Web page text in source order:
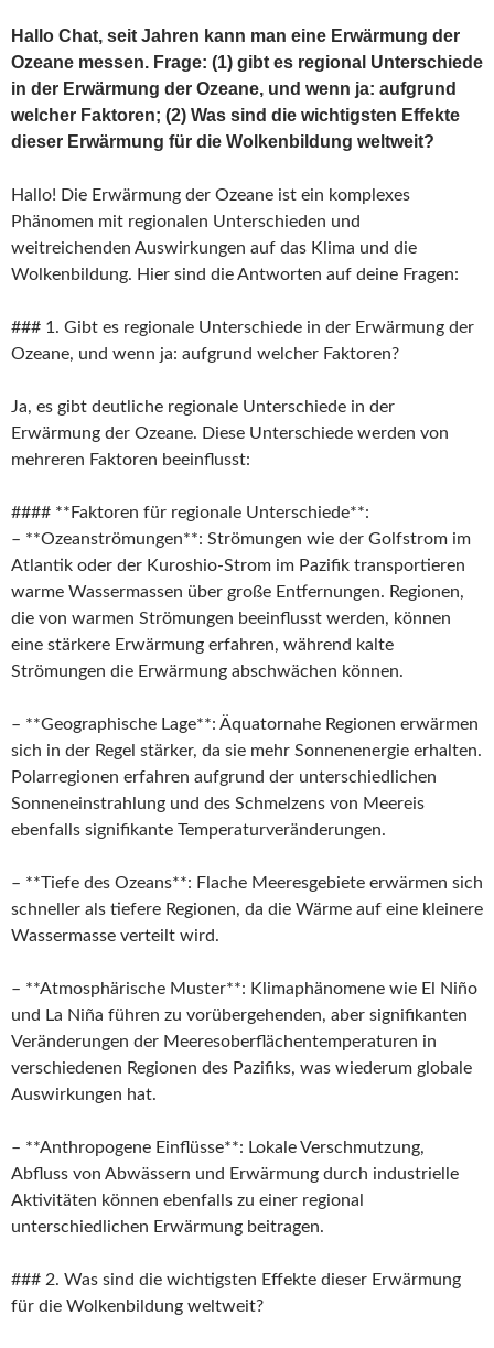
Hallo Chat, seit Jahren kann man eine Erwärmung der
Ozeane messen. Frage: (1) gibt es regional Unterschiede
in der Erwärmung der Ozeane, und wenn ja: aufgrund
welcher Faktoren; (2) Was sind die wichtigsten Effekte
dieser Erwärmung für die Wolkenbildung weltweit?
Hallo! Die Erwärmung der Ozeane ist ein komplexes
Phänomen mit regionalen Unterschieden und
weitreichenden Auswirkungen auf das Klima und die
Wolkenbildung. Hier sind die Antworten auf deine Fragen:
### 1. Gibt es regionale Unterschiede in der Erwärmung der
Ozeane, und wenn ja: aufgrund welcher Faktoren?
Ja, es gibt deutliche regionale Unterschiede in der
Erwärmung der Ozeane. Diese Unterschiede werden von
mehreren Faktoren beeinflusst:
#### **Faktoren für regionale Unterschiede**:
– **Ozeanströmungen**: Strömungen wie der Golfstrom im
Atlantik oder der Kuroshio-Strom im Pazifik transportieren
warme Wassermassen über große Entfernungen. Regionen,
die von warmen Strömungen beeinflusst werden, können
eine stärkere Erwärmung erfahren, während kalte
Strömungen die Erwärmung abschwächen können.
– **Geographische Lage**: Äquatornahe Regionen erwärmen
sich in der Regel stärker, da sie mehr Sonnenenergie erhalten.
Polarregionen erfahren aufgrund der unterschiedlichen
Sonneneinstrahlung und des Schmelzens von Meereis
ebenfalls signifikante Temperaturveränderungen.
– **Tiefe des Ozeans**: Flache Meeresgebiete erwärmen sich
schneller als tiefere Regionen, da die Wärme auf eine kleinere
Wassermasse verteilt wird.
– **Atmosphärische Muster**: Klimaphänomene wie El Niño
und La Niña führen zu vorübergehenden, aber signifikanten
Veränderungen der Meeresoberflächentemperaturen in
verschiedenen Regionen des Pazifiks, was wiederum globale
Auswirkungen hat.
– **Anthropogene Einflüsse**: Lokale Verschmutzung,
Abfluss von Abwässern und Erwärmung durch industrielle
Aktivitäten können ebenfalls zu einer regional
unterschiedlichen Erwärmung beitragen.
### 2. Was sind die wichtigsten Effekte dieser Erwärmung
für die Wolkenbildung weltweit?